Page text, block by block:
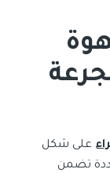
على شكل
تضمن